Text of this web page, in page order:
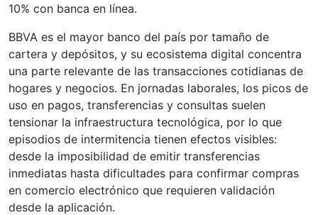
10% con banca en línea.
BBVA es el mayor banco del país por tamaño de
cartera y depósitos, y su ecosistema digital concentra
una parte relevante de las transacciones cotidianas de
hogares y negocios. En jornadas laborales, los picos de
uso en pagos, transferencias y consultas suelen
tensionar la infraestructura tecnológica, por lo que
episodios de intermitencia tienen efectos visibles:
desde la imposibilidad de emitir transferencias
inmediatas hasta dificultades para confirmar compras
en comercio electrónico que requieren validación
desde la aplicación.